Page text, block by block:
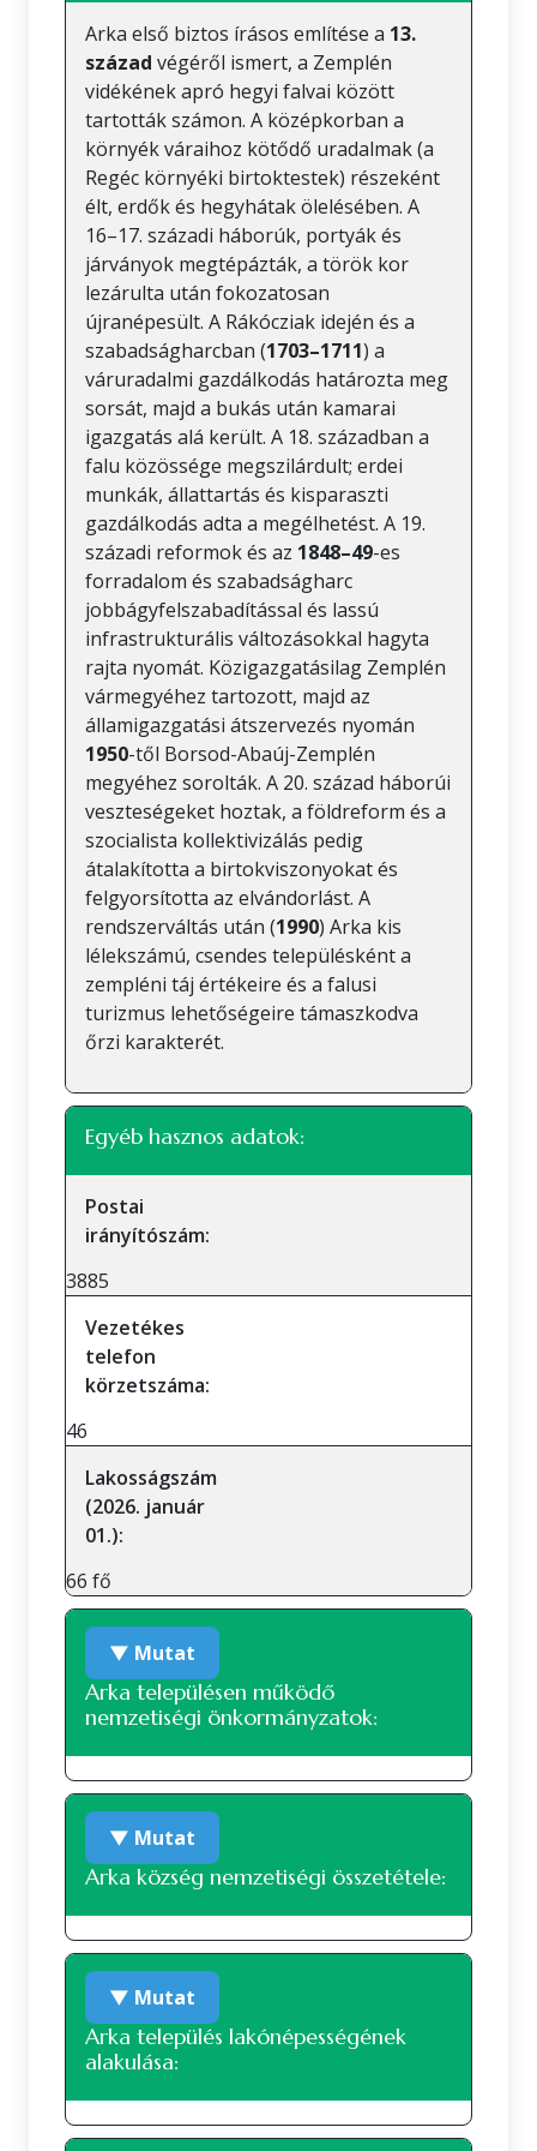
Arka első biztos írásos említése a 13.
század végéről ismert, a Zemplén
vidékének apró hegyi falvai között
tartották számon. A középkorban a
környék váraihoz kötődő uradalmak (a
Regéc környéki birtoktestek) részeként
élt, erdők és hegyhátak ölelésében. A
16–17. századi háborúk, portyák és
járványok megtépázták, a török kor
lezárulta után fokozatosan
újranépesült. A Rákócziak idején és a
szabadságharcban (1703–1711) a
váruradalmi gazdálkodás határozta meg
sorsát, majd a bukás után kamarai
igazgatás alá került. A 18. században a
falu közössége megszilárdult; erdei
munkák, állattartás és kisparaszti
gazdálkodás adta a megélhetést. A 19.
századi reformok és az 1848–49-es
forradalom és szabadságharc
jobbágyfelszabadítással és lassú
infrastrukturális változásokkal hagyta
rajta nyomát. Közigazgatásilag Zemplén
vármegyéhez tartozott, majd az
államigazgatási átszervezés nyomán
1950-től Borsod-Abaúj-Zemplén
megyéhez sorolták. A 20. század háborúi
veszteségeket hoztak, a földreform és a
szocialista kollektivizálás pedig
átalakította a birtokviszonyokat és
felgyorsította az elvándorlást. A
rendszerváltás után (1990) Arka kis
lélekszámú, csendes településként a
zempléni táj értékeire és a falusi
turizmus lehetőségeire támaszkodva
őrzi karakterét.
Egyéb hasznos adatok:
Postai
irányítószám:
3885
Vezetékes
telefon
körzetszáma:
46
Lakosságszám
(2026. január
01.):
66 fő
▼ Mutat
Arka településen működő
nemzetiségi önkormányzatok:
A településen jelenleg nem működik
nemzetiségi önkormányzat.
▼ Mutat
Arka község nemzetiségi összetétele:
Nemzetiségi összetétel a 2022-es
népszámlálás alapján
A 2022-es népszámlálás során 58 fő
hovatartozásáról. Ez a lakónépesség (78
▼ Mutat
Arka település lakónépességének
alakulása: